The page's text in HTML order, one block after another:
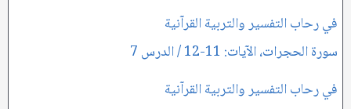
في رحاب التفسير والتربية القرآنية
سورة الحجرات، الآيات: 11-12 / الدرس 7
في رحاب التفسير والتربية القرآنية